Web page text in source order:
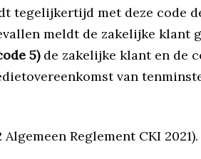
tegelijkertijd met deze code
meldt de zakelijke klant
5)de zakelijke klant en de
van
Reglement CKI 2021).